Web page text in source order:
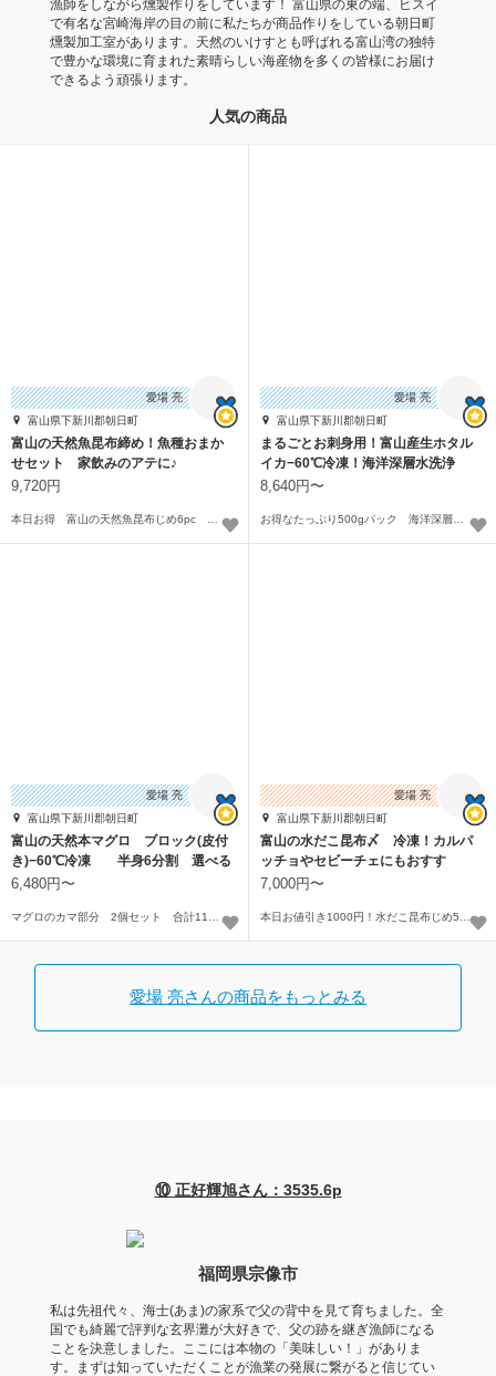
漁師をしながら燻製作りをしています！ 富山県の東の端、ヒスイ
で有名な宮崎海岸の目の前に私たちが商品作りをしている朝日町
燻製加工室があります。天然のいけすとも呼ばれる富山湾の独特
で豊かな環境に育まれた素晴らしい海産物を多くの皆様にお届け
できるよう頑張ります。
人気の商品
愛場 亮
富山県下新川郡朝日町
富山の天然魚昆布締め！魚種おまか
せセット 家飲みのアテに♪
9,720円
愛場 亮
富山県下新川郡朝日町
まるごとお刺身用！富山産生ホタル
イカ−60℃冷凍！海洋深層水洗浄
8,640円〜
お得なたっぷり500gパック 海洋深層水洗浄 マイナス60℃冷凍品〜
愛場 亮
富山県下新川郡朝日町
富山の天然本マグロ ブロック(皮付
き)−60℃冷凍 半身6分割 選べる
部位
6,480円〜
愛場 亮
富山県下新川郡朝日町
富山の水だこ昆布〆 冷凍！カルパ
ッチョやセビーチェにもおすす
め！
7,000円〜
本日お値引き1000円！水だこ昆布じめ5pc〜
愛場 亮さんの商品をもっとみる
⑩ 正好輝旭さん：3535.6p
福岡県宗像市
私は先祖代々、海士(あま)の家系で父の背中を見て育ちました。全
国でも綺麗で評判な玄界灘が大好きで、父の跡を継ぎ漁師になる
ことを決意しました。ここには本物の「美味しい！」がありま
す。まずは知っていただくことが漁業の発展に繋がると信じてい